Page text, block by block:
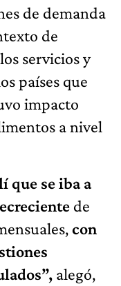
de demanda
de
servicios y
países que
impacto
a nivel
que se iba a
de
con
alegó,